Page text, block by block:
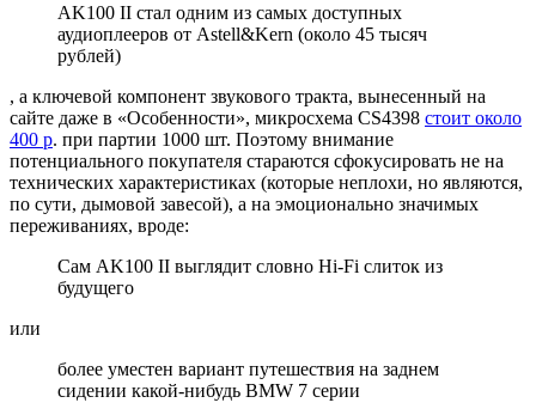
AK100 II стал одним из самых доступных
аудиоплееров от Astell&Kern (около 45 тысяч
рублей)
, а ключевой компонент звукового тракта, вынесенный на
сайте даже в «Особенности», микросхема CS4398 стоит около
400 р. при партии 1000 шт. Поэтому внимание
потенциального покупателя стараются сфокусировать не на
технических характеристиках (которые неплохи, но являются,
по сути, дымовой завесой), а на эмоционально значимых
переживаниях, вроде:
Сам AK100 II выглядит словно Hi-Fi слиток из
будущего
или
более уместен вариант путешествия на заднем
сидении какой-нибудь BMW 7 серии